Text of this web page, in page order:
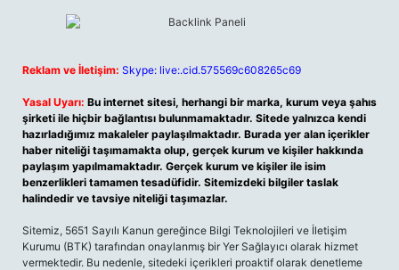
Reklam ve İletişim: Skype: live:.cid.575569c608265c69
Yasal Uyarı: Bu internet sitesi, herhangi bir marka, kurum veya şahıs
şirketi ile hiçbir bağlantısı bulunmamaktadır. Sitede yalnızca kendi
hazırladığımız makaleler paylaşılmaktadır. Burada yer alan içerikler
haber niteliği taşımamakta olup, gerçek kurum ve kişiler hakkında
paylaşım yapılmamaktadır. Gerçek kurum ve kişiler ile isim
benzerlikleri tamamen tesadüfidir. Sitemizdeki bilgiler taslak
halindedir ve tavsiye niteliği taşımazlar.
Sitemiz, 5651 Sayılı Kanun gereğince Bilgi Teknolojileri ve İletişim
Kurumu (BTK) tarafından onaylanmış bir Yer Sağlayıcı olarak hizmet
vermektedir. Bu nedenle, sitedeki içerikleri proaktif olarak denetleme